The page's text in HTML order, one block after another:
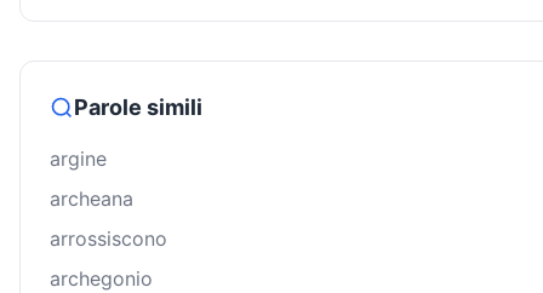
Parole simili
argine
archeana
arrossiscono
archegonio